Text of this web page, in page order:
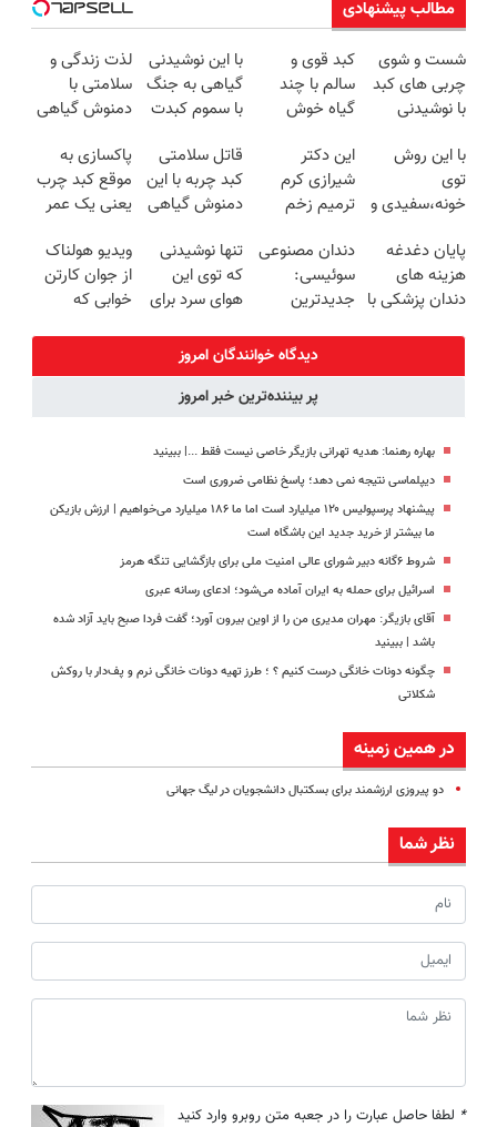
مطالب پیشنهادی
شست و شوی
چربی های کبد
با نوشیدنی
کبد قوی و
سالم با چند
گیاه خوش
با این نوشیدنی
گیاهی به جنگ
با سموم کبدت
لذت زندگی و
سلامتی با
دمنوش گیاهی
با این روش
توی
خونه،سفیدی و
برگردون
(40%off)
این دکتر
شیرازی کرم
ترمیم زخم
ساخت!!!
قاتل سلامتی
کبد چربه با این
دمنوش گیاهی
پاکسازی به
موقع کبد چرب
یعنی یک عمر
دمنوش
گیاهی55%تخفیف
پایان دغدغه
هزینه های
دندان پزشکی با
دندان مصنوعی
سوئیسی:
جدیدترین
سبک و مقاوم |
پرداخت قسطی
تنها نوشیدنی
که توی این
هوای سرد برای
55%تخفیف تا
امشب
ویدیو هولناک
از جوان کارتن
خوابی که
دیدگاه خوانندگان امروز
پر بیننده‌ترین خبر امروز
بهاره رهنما: هدیه تهرانی بازیگر خاصی نیست فقط ...|‌ ببینید
دیپلماسی نتیجه‌ نمی دهد؛ پاسخ نظامی ضروری است
پیشنهاد پرسپولیس ۱۲۰ میلیارد است اما ما ۱۸۶ میلیارد می‌خواهیم | ارزش بازیکن
ما بیشتر از خرید جدید این باشگاه است
شروط ۶گانه دبیر شورای عالی امنیت ملی برای بازگشایی تنگه هرمز
اسرائیل برای حمله به ایران آماده می‌شود؛ ادعای رسانه عبری
آقای بازیگر: مهران مدیری من را از اوین بیرون آورد؛ گفت فردا صبح باید آزاد شده
باشد | ببینید
چگونه دونات خانگی درست کنیم ؟ ؛ طرز تهیه دونات خانگی نرم و پف‌دار با روکش
شکلاتی
در همین زمینه
دو پیروزی ارزشمند برای بسکتبال دانشجویان در لیگ جهانی
نظر شما
* لطفا حاصل عبارت را در جعبه متن روبرو وارد کنید